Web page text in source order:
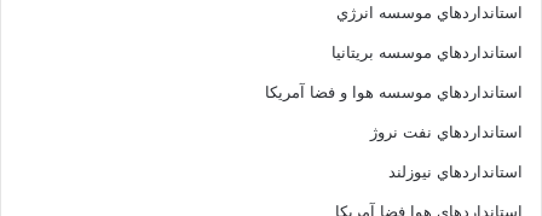
استانداردهاي موسسه انرژي
استانداردهاي موسسه بريتانيا
استانداردهاي موسسه هوا و فضا آمريکا
استانداردهاي نفت نروژ
استانداردهاي نيوزلند
استانداردهاي هوا فضا آمريکا